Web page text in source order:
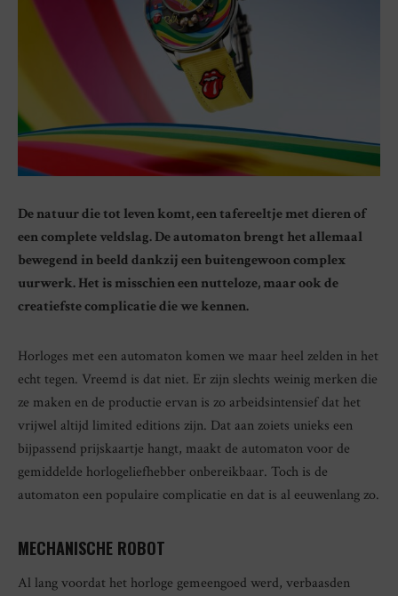
De natuur die tot leven komt, een tafereeltje met dieren of
een complete veldslag. De automaton brengt het allemaal
bewegend in beeld dankzij een buitengewoon complex
uurwerk. Het is misschien een nutteloze, maar ook de
creatiefste complicatie die we kennen.
Horloges met een automaton komen we maar heel zelden in het
echt tegen. Vreemd is dat niet. Er zijn slechts weinig merken die
ze maken en de productie ervan is zo arbeidsintensief dat het
vrijwel altijd limited editions zijn. Dat aan zoiets unieks een
bijpassend prijskaartje hangt, maakt de automaton voor de
gemiddelde horlogeliefhebber onbereikbaar. Toch is de
automaton een populaire complicatie en dat is al eeuwenlang zo.
MECHANISCHE ROBOT
Al lang voordat het horloge gemeengoed werd, verbaasden